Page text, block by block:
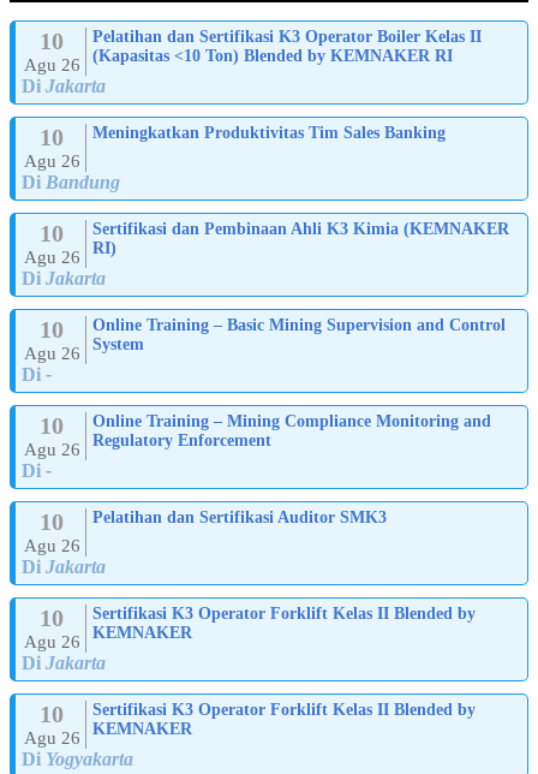
10
Agu 26
Pelatihan dan Sertifikasi K3 Operator Boiler Kelas II
(Kapasitas <10 Ton) Blended by KEMNAKER RI
Di Jakarta
10
Agu 26
Meningkatkan Produktivitas Tim Sales Banking
Di Bandung
10
Agu 26
Sertifikasi dan Pembinaan Ahli K3 Kimia (KEMNAKER
RI)
Di Jakarta
10
Agu 26
Online Training – Basic Mining Supervision and Control
System
Di -
10
Agu 26
Online Training – Mining Compliance Monitoring and
Regulatory Enforcement
Di -
10
Agu 26
Pelatihan dan Sertifikasi Auditor SMK3
Di Jakarta
10
Agu 26
Sertifikasi K3 Operator Forklift Kelas II Blended by
KEMNAKER
Di Jakarta
10
Agu 26
Sertifikasi K3 Operator Forklift Kelas II Blended by
KEMNAKER
Di Yogyakarta